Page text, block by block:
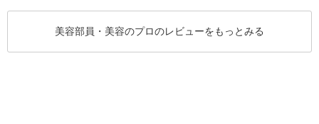
美容部員・美容のプロのレビューをもっとみる